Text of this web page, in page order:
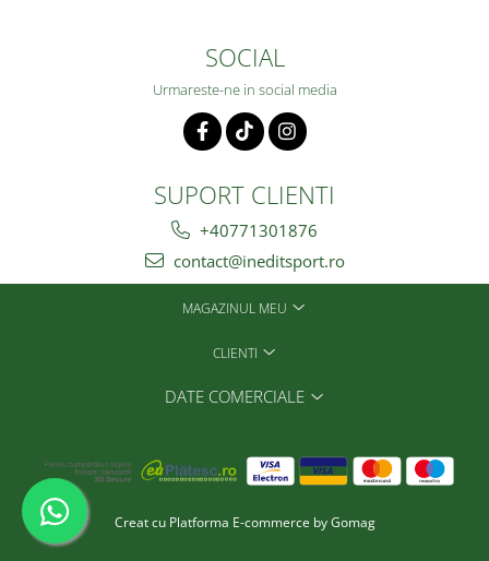
SOCIAL
Urmareste-ne in social media
SUPORT CLIENTI
+40771301876
contact@ineditsport.ro
MAGAZINUL MEU
CLIENTI
DATE COMERCIALE
Creat cu Platforma E-commerce by Gomag